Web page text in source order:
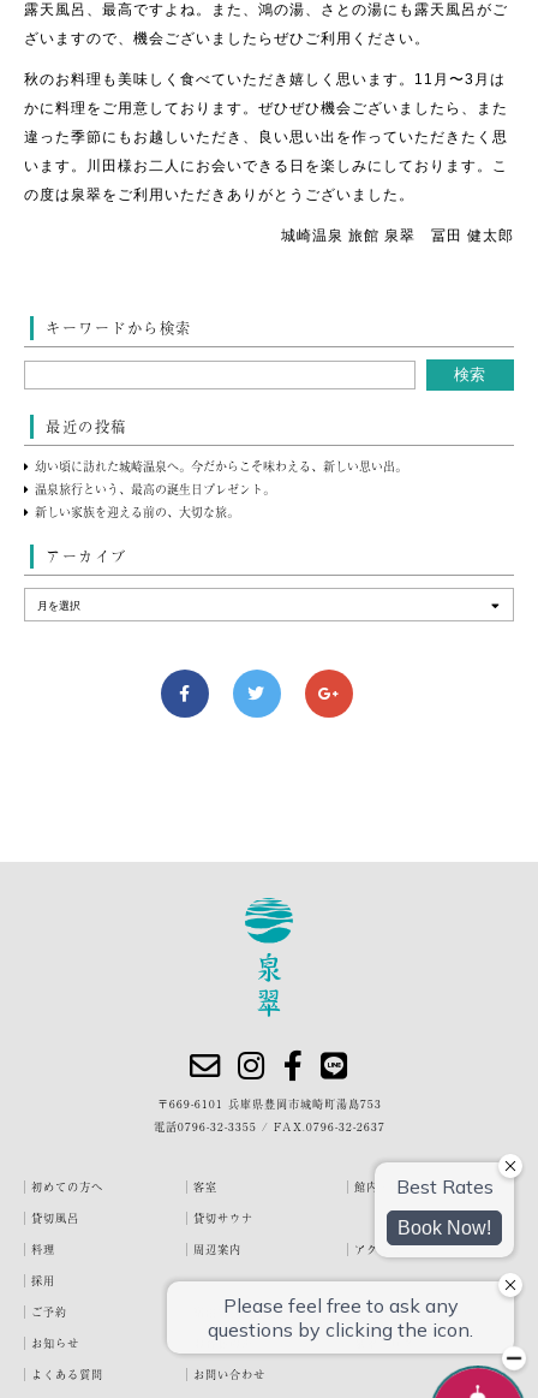
露天風呂、最高ですよね。また、鴻の湯、さとの湯にも露天風呂がご
ざいますので、機会ございましたらぜひご利用ください。
秋のお料理も美味しく食べていただき嬉しく思います。11月〜3月は
かに料理をご用意しております。ぜひぜひ機会ございましたら、また
違った季節にもお越しいただき、良い思い出を作っていただきたく思
います。川田様お二人にお会いできる日を楽しみにしております。こ
の度は泉翠をご利用いただきありがとうございました。
城崎温泉 旅館 泉翠 冨田 健太郎
キーワードから検索
最近の投稿
幼い頃に訪れた城崎温泉へ。今だからこそ味わえる、新しい思い出。
温泉旅行という、最高の誕生日プレゼント。
新しい家族を迎える前の、大切な旅。
アーカイブ
〒669-6101 兵庫県豊岡市城崎町湯島753
電話0796-32-3355 / FAX.0796-32-2637
初めての方へ 客室
館内・施設
貸切風呂
貸切サウナ
料理
周辺案内
アクセス
採用
ご予約
宿泊約款
プライバシーポリシー
お知らせ
お客様の声
泉翠ブログ
よくある質問
お問い合わせ